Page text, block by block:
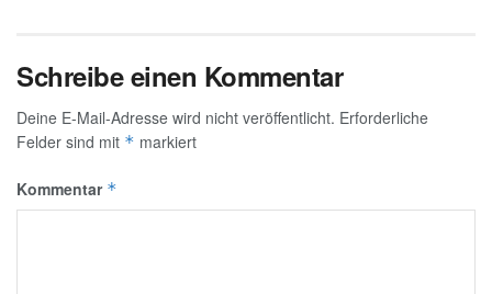
Schreibe einen Kommentar
Deine E-Mail-Adresse wird nicht veröffentlicht. Erforderliche
Felder sind mit * markiert
Kommentar *